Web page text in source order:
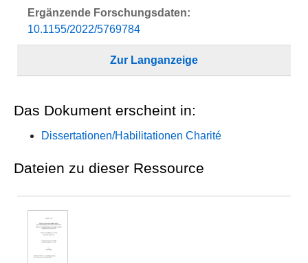
Ergänzende Forschungsdaten:
10.1155/2022/5769784
Zur Langanzeige
Das Dokument erscheint in:
Dissertationen/Habilitationen Charité
Dateien zu dieser Ressource